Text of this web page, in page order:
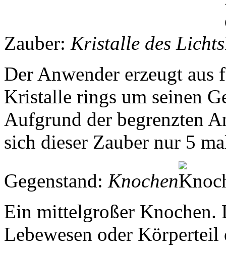
Zauber: Kristalle des Lichts
Der Anwender erzeugt
Kristalle rings um seinen
Aufgrund der begrenzten
sich dieser Zauber nur 5
Gegenstand: Knochen
Ein mittelgroßer Knochen.
Lebewesen oder